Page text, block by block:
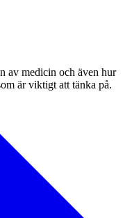
av medicin och även hur
är viktigt att tänka på.